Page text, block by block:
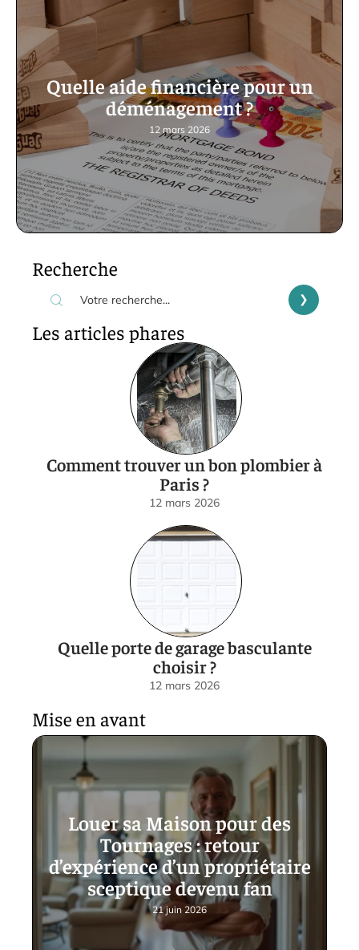
Quelle aide financière pour un
déménagement ?
12 mars 2026
Recherche
Les articles phares
Comment trouver un bon plombier à
Paris ?
12 mars 2026
Quelle porte de garage basculante
choisir ?
12 mars 2026
Mise en avant
Louer sa Maison pour des
Tournages : retour
d’expérience d’un propriétaire
sceptique devenu fan
21 juin 2026